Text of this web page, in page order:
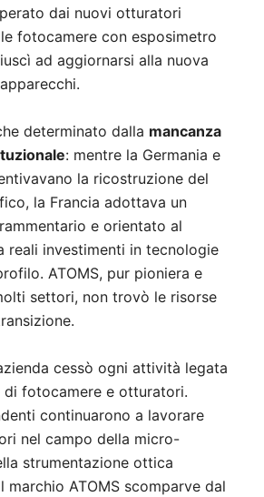
dai nuovi otturatori
fotocamere con esposimetro
ad aggiornarsi alla nuova
determinato dalla mancanza
: mentre la Germania e
la ricostruzione del
la Francia adottava un
e orientato al
reali investimenti in tecnologie
ATOMS, pur pioniera e
settori, non trovò le risorse
cessò ogni attività legata
di fotocamere e otturatori.
continuarono a lavorare
nel campo della micro-
strumentazione ottica
marchio ATOMS scomparve dal